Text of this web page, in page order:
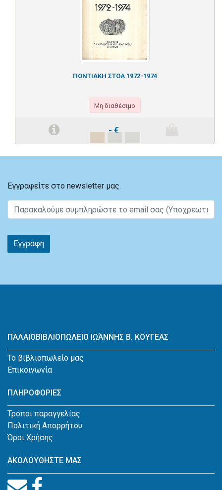
ΠΟΝΤΙΑΚΗ ΣΤΟΑ 1972-1974
Μη διαθέσιμο
- €
Εγγραφείτε στο newsletter μας.
Εγγραφη
ΠΑΛΑΙΟΒΙΒΛΙΟΠΩΛΕΙΟ ΙΩΆΝΝΗΣ Β. ΚΟΥΓΕΑΣ
Το βιβλιοπωλείο μας
Επικοινωνία
ΠΛΗΡΟΦΟΡΙΕΣ
Τρόποι παραγγελίας
Πολιτική Απορρήτου
Όροι Χρήσης
ΑΚΟΛΟΥΘΗΣΤΕ ΜΑΣ